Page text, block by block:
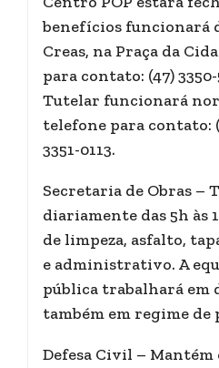
benefícios funcionará
Creas, na Praça da
para contato: (47)
Tutelar funcionará
telefone para contato:
3351-0113.
Secretaria de Obras –
diariamente das 5h às
de limpeza, asfalto,
e administrativo. A
pública trabalhará em
também em regime de
Defesa Civil –